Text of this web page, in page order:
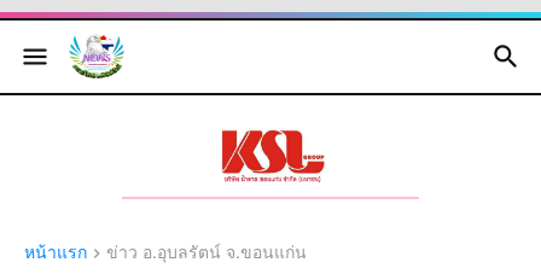
หน้าแรก ข่าว อ.อุบลรัตน์ จ.ขอนแก่น